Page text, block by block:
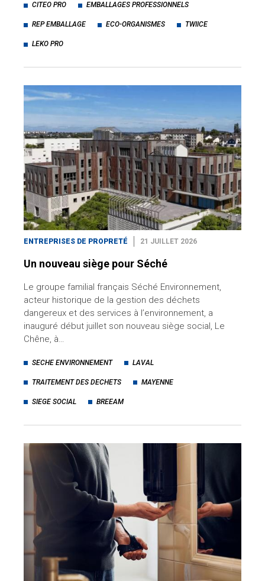
CITEO PRO EMBALLAGES PROFESSIONNELS
REP EMBALLAGE ECO-ORGANISMES TWIICE
LEKO PRO
ENTREPRISES DE PROPRETÉ 21 JUILLET 2026
Un nouveau siège pour Séché
Le groupe familial français Séché Environnement,
acteur historique de la gestion des déchets
dangereux et des services à l’environnement, a
inauguré début juillet son nouveau siège social, Le
Chêne, à…
SECHE ENVIRONNEMENT LAVAL
TRAITEMENT DES DECHETS MAYENNE
SIEGE SOCIAL BREEAM